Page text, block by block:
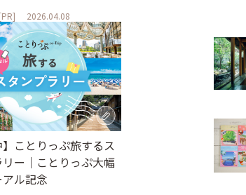
2026.04.08
】ことりっぷ旅するス
ー｜ことりっぷ大幅
ル記念